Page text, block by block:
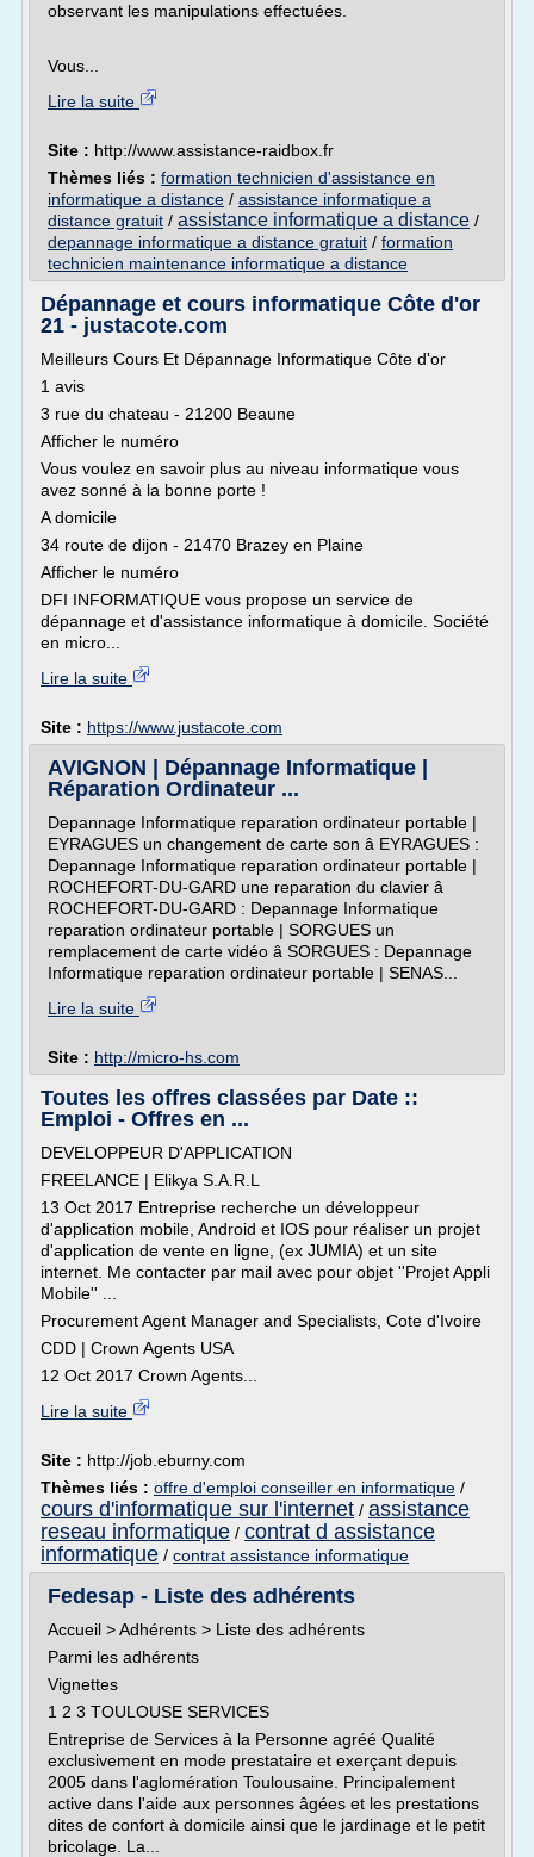
observant les manipulations effectuées.
Vous...
Lire la suite
Site : http://www.assistance-raidbox.fr
Thèmes liés : formation technicien d'assistance en
informatique a distance / assistance informatique a
distance gratuit / assistance informatique a distance /
depannage informatique a distance gratuit / formation
technicien maintenance informatique a distance
Dépannage et cours informatique Côte d'or
21 - justacote.com
Meilleurs Cours Et Dépannage Informatique Côte d'or
1 avis
3 rue du chateau - 21200 Beaune
Afficher le numéro
Vous voulez en savoir plus au niveau informatique vous
avez sonné à la bonne porte !
A domicile
34 route de dijon - 21470 Brazey en Plaine
Afficher le numéro
DFI INFORMATIQUE vous propose un service de
dépannage et d'assistance informatique à domicile. Société
en micro...
Lire la suite
Site : https://www.justacote.com
AVIGNON | Dépannage Informatique |
Réparation Ordinateur ...
Depannage Informatique reparation ordinateur portable |
EYRAGUES un changement de carte son â EYRAGUES :
Depannage Informatique reparation ordinateur portable |
ROCHEFORT-DU-GARD une reparation du clavier â
ROCHEFORT-DU-GARD : Depannage Informatique
reparation ordinateur portable | SORGUES un
remplacement de carte vidéo â SORGUES : Depannage
Informatique reparation ordinateur portable | SENAS...
Lire la suite
Site : http://micro-hs.com
Toutes les offres classées par Date ::
Emploi - Offres en ...
DEVELOPPEUR D'APPLICATION
FREELANCE | Elikya S.A.R.L
13 Oct 2017 Entreprise recherche un développeur
d'application mobile, Android et IOS pour réaliser un projet
d'application de vente en ligne, (ex JUMIA) et un site
internet. Me contacter par mail avec pour objet ''Projet Appli
Mobile'' ...
Procurement Agent Manager and Specialists, Cote d'Ivoire
CDD | Crown Agents USA
12 Oct 2017 Crown Agents...
Lire la suite
Site : http://job.eburny.com
Thèmes liés : offre d'emploi conseiller en informatique /
cours d'informatique sur l'internet / assistance
reseau informatique / contrat d assistance
informatique / contrat assistance informatique
Fedesap - Liste des adhérents
Accueil > Adhérents > Liste des adhérents
Parmi les adhérents
Vignettes
1 2 3 TOULOUSE SERVICES
Entreprise de Services à la Personne agréé Qualité
exclusivement en mode prestataire et exerçant depuis
2005 dans l'aglomération Toulousaine. Principalement
active dans l'aide aux personnes âgées et les prestations
dites de confort à domicile ainsi que le jardinage et le petit
bricolage. La...